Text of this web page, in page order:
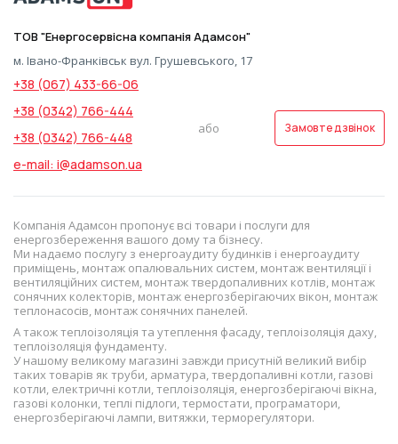
ТОВ "Енергосервісна компанія Адамсон"
м. Івано-Франківськ вул. Грушевського, 17
+38 (067) 433-66-06
+38 (0342) 766-444
+38 (0342) 766-448
e-mail: i@adamson.ua
або Замовте дзвінок
Компанія Адамсон пропонує всі товари і послуги для
енергозбереження вашого дому та бізнесу.
Ми надаємо послугу з енергоаудиту будинків і енергоаудиту
приміщень, монтаж опалювальних систем, монтаж вентиляції і
вентиляційних систем, монтаж твердопаливних котлів, монтаж
сонячних колекторів, монтаж енергозберігаючих вікон, монтаж
теплонасосів, монтаж сонячних панелей.
А також теплоізоляція та утеплення фасаду, теплоізоляція даху,
теплоізоляція фундаменту.
У нашому великому магазині завжди присутній великий вибір
таких товарів як труби, арматура, твердопаливні котли, газові
котли, електричні котли, теплоізоляція, енергозберігаючі вікна,
газові колонки, теплі підлоги, термостати, програматори,
енергозберігаючі лампи, витяжки, терморегулятори.